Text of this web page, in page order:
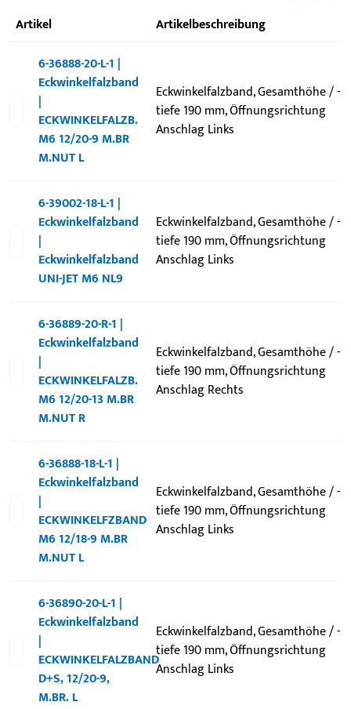
Artikel
Artikelbeschreibung
6-36888-20-L-1 |
Eckwinkelfalzband
|
ECKWINKELFALZB.
M6 12/20-9 M.BR
M.NUT L
Eckwinkelfalzband, Gesamthöhe / -
tiefe 190 mm, Öffnungsrichtung
Anschlag Links
6-39002-18-L-1 |
Eckwinkelfalzband
|
Eckwinkelfalzband
UNI-JET M6 NL9
Eckwinkelfalzband, Gesamthöhe / -
tiefe 190 mm, Öffnungsrichtung
Anschlag Links
6-36889-20-R-1 |
Eckwinkelfalzband
|
ECKWINKELFALZB.
M6 12/20-13 M.BR
M.NUT R
Eckwinkelfalzband, Gesamthöhe / -
tiefe 190 mm, Öffnungsrichtung
Anschlag Rechts
6-36888-18-L-1 |
Eckwinkelfalzband
|
ECKWINKELFZBAND
M6 12/18-9 M.BR
M.NUT L
Eckwinkelfalzband, Gesamthöhe / -
tiefe 190 mm, Öffnungsrichtung
Anschlag Links
6-36890-20-L-1 |
Eckwinkelfalzband
|
ECKWINKELFALZBAND
D+S, 12/20-9,
M.BR. L
Eckwinkelfalzband, Gesamthöhe / -
tiefe 190 mm, Öffnungsrichtung
Anschlag Links